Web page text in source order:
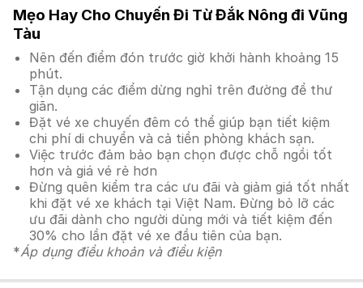
Mẹo Hay Cho Chuyến Đi Từ Đắk Nông đi Vũng
Tàu
Nên đến điểm đón trước giờ khởi hành khoảng 15
phút.
Tận dụng các điểm dừng nghỉ trên đường để thư
giãn.
Đặt vé xe chuyến đêm có thể giúp bạn tiết kiệm
chi phí di chuyển và cả tiền phòng khách sạn.
Việc trước đảm bảo bạn chọn được chỗ ngồi tốt
hơn và giá vé rẻ hơn
Đừng quên kiểm tra các ưu đãi và giảm giá tốt nhất
khi đặt vé xe khách tại Việt Nam. Đừng bỏ lỡ các
ưu đãi dành cho người dùng mới và tiết kiệm đến
30% cho lần đặt vé xe đầu tiên của bạn.
*Áp dụng điều khoản và điều kiện